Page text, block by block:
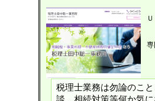
専
税理士業務は勿論のこ